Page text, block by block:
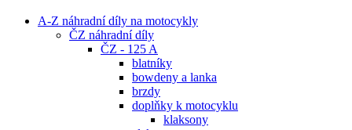
A-Z náhradní díly na motocykly
ČZ náhradní díly
ČZ - 125 A
blatníky
bowdeny a lanka
brzdy
doplňky k motocyklu
klaksony